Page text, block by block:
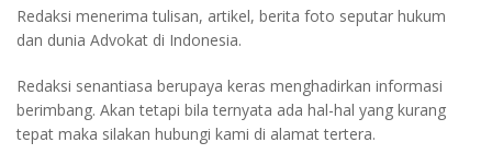
Redaksi menerima tulisan, artikel, berita foto seputar hukum
dan dunia Advokat di Indonesia.
Redaksi senantiasa berupaya keras menghadirkan informasi
berimbang. Akan tetapi bila ternyata ada hal-hal yang kurang
tepat maka silakan hubungi kami di alamat tertera.